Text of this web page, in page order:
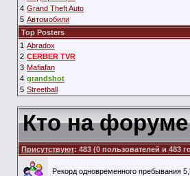
4 Grand Theft Auto
5 Автомобили
Top Posters
1 Abradox
2 CERBER TVR
3 Mafiafan
4 grandshot
5 Streetball
Кто на форуме
Присутствуют: 483 (0 пользователей и 483
Рекорд одновременного пребывания